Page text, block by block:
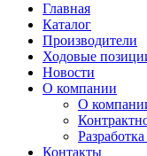
Главная
Каталог
Производители
Ходовые
Новости
О компании
О
Контакты